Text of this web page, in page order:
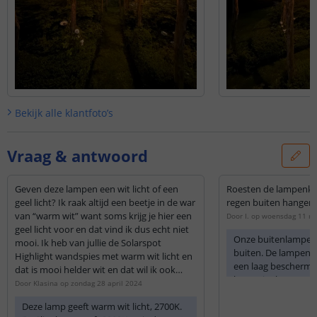
Bekijk alle klantfoto’s
Vraag & antwoord
Geven deze lampen een wit licht of een
geel licht? Ik raak altijd een beetje in de war
van “warm wit” want soms krijg je hier een
geel licht voor en dat vind ik dus echt niet
mooi. Ik heb van jullie de Solarspot
Highlight wandspies met warm wit licht en
dat is mooi helder wit en dat wil ik ook
graag bij de tuintafel. Verder heb ik jullie
bewegingsmelder en ook die hebben het
Door Klasina op zondag 28 april 2024
Deze lamp geeft warm wit licht, 2700K.
Roesten de
regen buiten
Door I. op woensdag 11
Onze
buiten. De lampen
een laag
lamp niet kan